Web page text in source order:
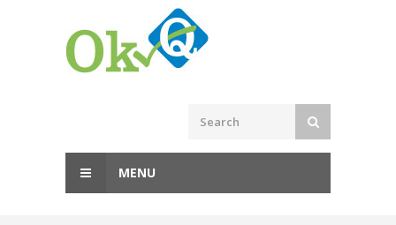
MENU